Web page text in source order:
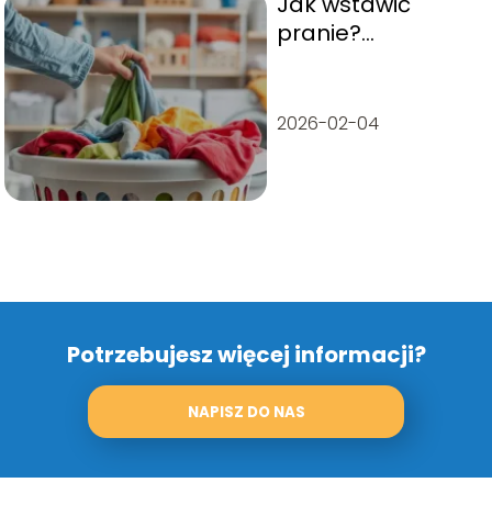
pranie?
po kroku
2026-02-04
Potrzebujesz więcej informacji?
NAPISZ DO NAS